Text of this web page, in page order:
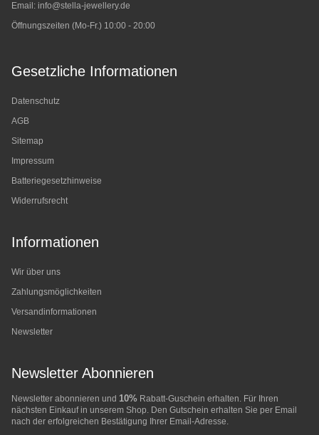
Email: info@stella-jewellery.de
Öffnungszeiten (Mo-Fr.) 10:00 - 20:00
Gesetzliche Informationen
Datenschutz
AGB
Sitemap
Impressum
Batteriegesetzhinweise
Widerrufsrecht
Informationen
Wir über uns
Zahlungsmöglichkeiten
Versandinformationen
Newsletter
Newsletter Abonnieren
Newsletter abonnieren und 10% Rabatt-Guschein erhalten. Für Ihren
nächsten Einkauf in unserem Shop. Den Gutschein erhalten Sie per Email
nach der erfolgreichen Bestätigung Ihrer Email-Adresse.